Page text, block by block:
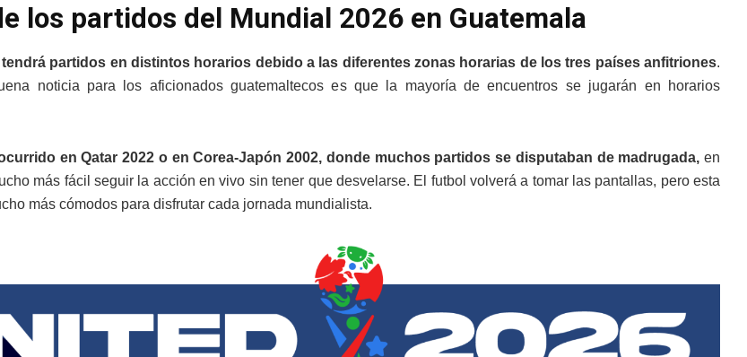
los partidos del Mundial 2026 en Guatemala
tendrá partidos en distintos horarios debido a las diferentes zonas horarias de los tres países anfitriones.
noticia para los aficionados guatemaltecos es que la mayoría de encuentros se jugarán en horarios
en Qatar 2022 o en Corea-Japón 2002, donde muchos partidos se disputaban de madrugada, en
más fácil seguir la acción en vivo sin tener que desvelarse. El futbol volverá a tomar las pantallas, pero esta
más cómodos para disfrutar cada jornada mundialista.